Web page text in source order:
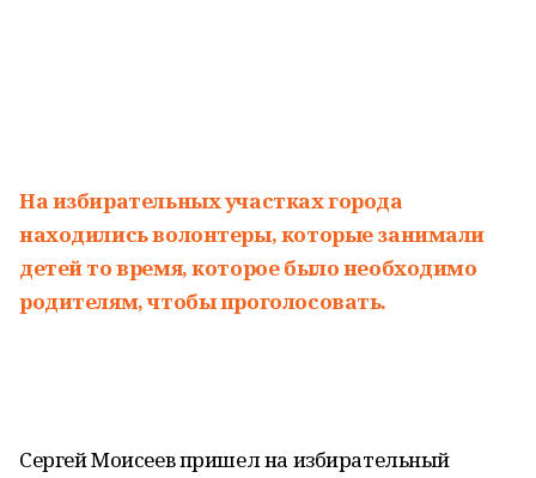
На избирательных участках города
находились волонтеры, которые занимали
детей то время, которое было необходимо
родителям, чтобы проголосовать.
Сергей Моисеев пришел на избирательный